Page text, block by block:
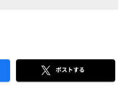
ポストする